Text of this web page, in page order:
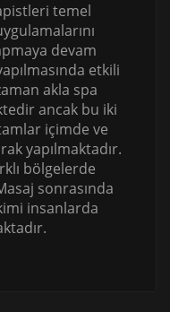
temel
devam
etkili
akla spa
ancak bu iki
içimde ve
yapılmaktadır.
bölgelerde
sonrasında
insanlarda